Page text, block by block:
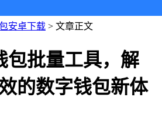
安卓下载 > 文章正文
包批量工具，解
的数字钱包新体